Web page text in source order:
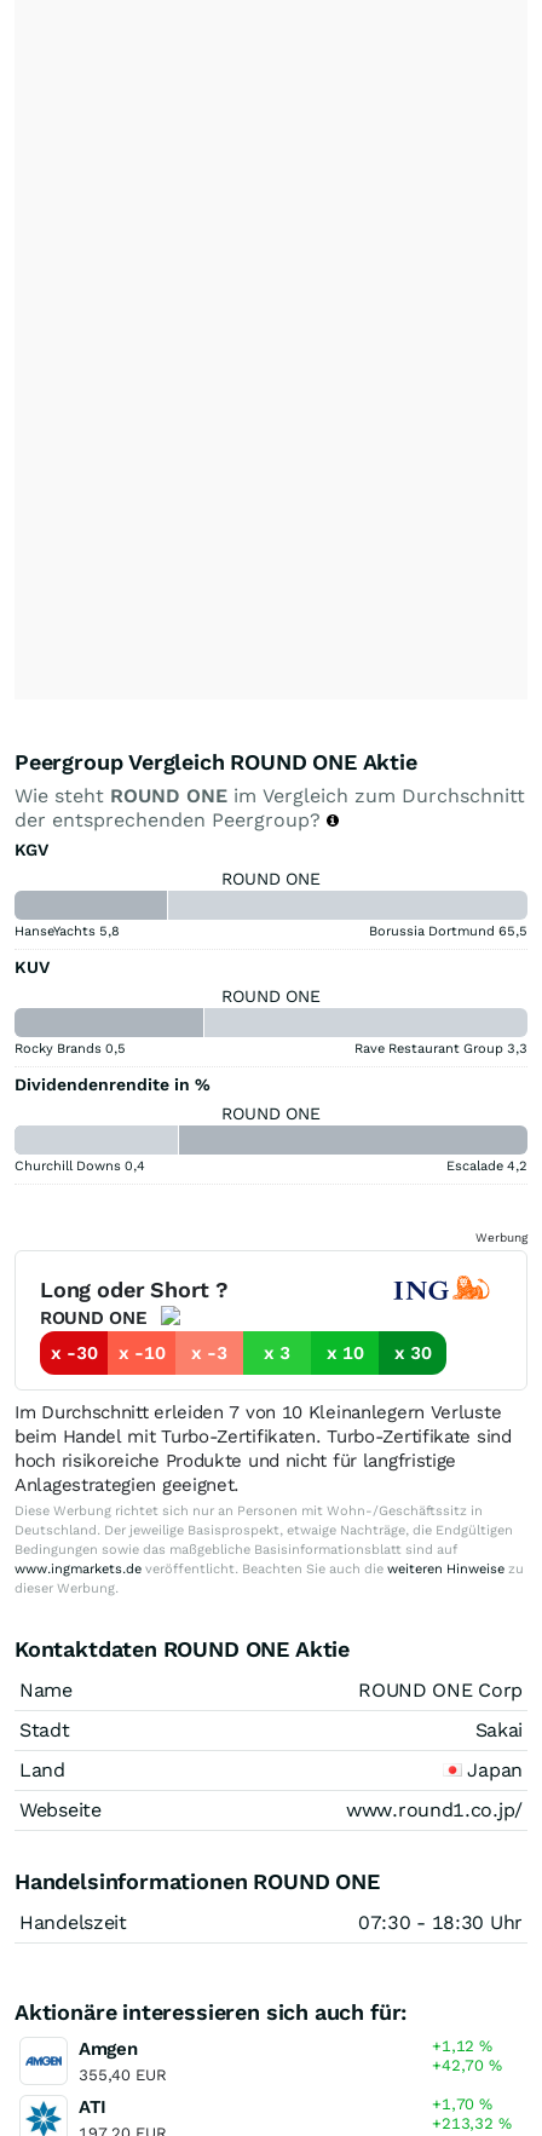
Peergroup Vergleich ROUND ONE Aktie
Wie steht ROUND ONE im Vergleich zum Durchschnitt
der entsprechenden Peergroup?
KGV
ROUND ONE
HanseYachts 5,8 Borussia Dortmund 65,5
KUV
ROUND ONE
Rocky Brands 0,5 Rave Restaurant Group 3,3
Dividendenrendite in %
ROUND ONE
Churchill Downs 0,4 Escalade 4,2
Werbung
Long oder Short ?
ROUND ONE
x -30
x -10 x -3 x 3 x 10 x 30
Im Durchschnitt erleiden 7 von 10 Kleinanlegern Verluste
beim Handel mit Turbo-Zertifikaten. Turbo-Zertifikate sind
hoch risikoreiche Produkte und nicht für langfristige
Anlagestrategien geeignet.
Diese Werbung richtet sich nur an Personen mit Wohn-/Geschäftssitz in
Deutschland. Der jeweilige Basisprospekt, etwaige Nachträge, die Endgültigen
Bedingungen sowie das maßgebliche Basisinformationsblatt sind auf
www.ingmarkets.de veröffentlicht. Beachten Sie auch die weiteren Hinweise zu
dieser Werbung.
Kontaktdaten ROUND ONE Aktie
Name
ROUND ONE Corp
Stadt
Sakai
Land
Japan
Webseite
www.round1.co.jp/
Handelsinformationen ROUND ONE
Handelszeit 07:30 - 18:30 Uhr
Aktionäre interessieren sich auch für:
Amgen
355,40 EUR
+1,12%
+42,70%
ATI +1,70%
+213,32 %